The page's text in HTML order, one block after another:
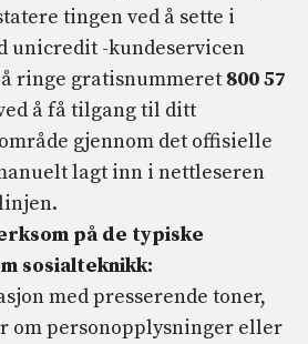
tingen ved å sette i
unicredit -kundeservicen
ringe gratisnummeret 800 57
å få tilgang til ditt
gjennom det offisielle
lagt inn i nettleseren
på de typiske
sosialteknikk:
med presserende toner,
om personopplysninger eller